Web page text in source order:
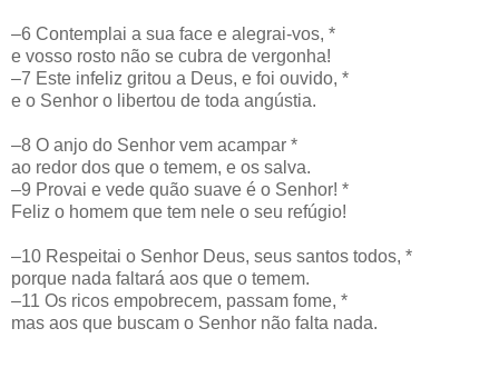
–6 Contemplai a sua face e alegrai-vos, *
e vosso rosto não se cubra de vergonha!
–7 Este infeliz gritou a Deus, e foi ouvido, *
e o Senhor o libertou de toda angústia.
–8 O anjo do Senhor vem acampar *
ao redor dos que o temem, e os salva.
–9 Provai e vede quão suave é o Senhor! *
Feliz o homem que tem nele o seu refúgio!
–10 Respeitai o Senhor Deus, seus santos todos, *
porque nada faltará aos que o temem.
–11 Os ricos empobrecem, passam fome, *
mas aos que buscam o Senhor não falta nada.